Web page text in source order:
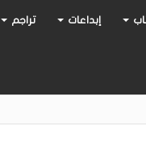
إبداعات تراجم
الأدب العربي تغوص في